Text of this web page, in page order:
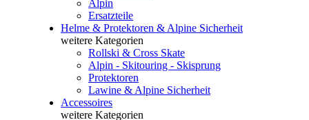
Alpin
Ersatzteile
Helme & Protektoren & Alpine Sicherheit
weitere Kategorien
Rollski & Cross Skate
Alpin - Skitouring - Skisprung
Protektoren
Lawine & Alpine Sicherheit
Accessoires
weitere Kategorien